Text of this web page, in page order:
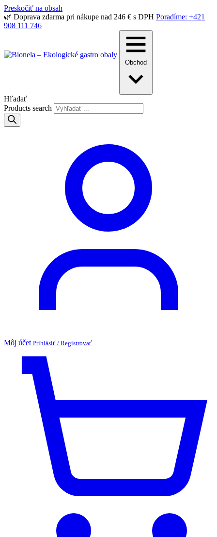
Preskočiť na obsah
🌿 Doprava zdarma pri nákupe nad 246 € s DPH Poradíme: +421
908 111 746
Obchod
Hľadať
Products search
Môj účet Prihlásiť / Registrovať